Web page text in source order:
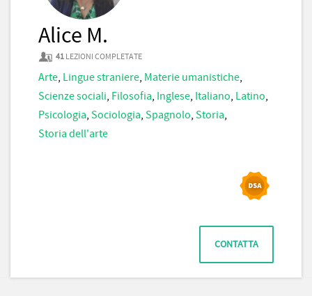
Alice M.
41 LEZIONI COMPLETATE
Arte, Lingue straniere, Materie umanistiche,
Scienze sociali, Filosofia, Inglese, Italiano, Latino,
Psicologia, Sociologia, Spagnolo, Storia,
Storia dell'arte
CONTATTA